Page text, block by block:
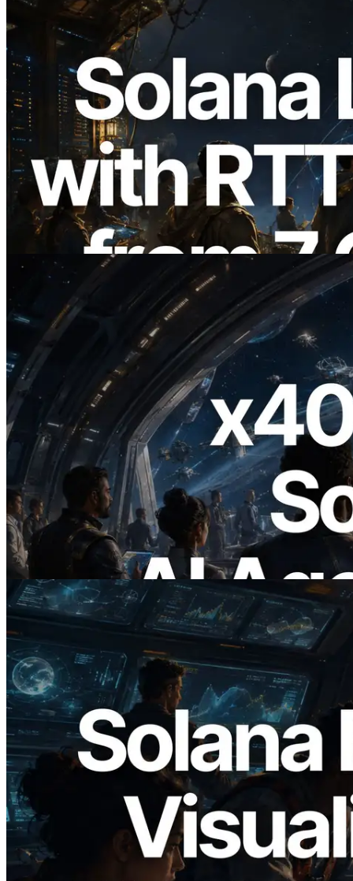
2026.08.05
ERPC expande a Solana Leader Slot API
com medição de ping a partir de 7 regiões
globais — Validators Information API
também lançada
2026.07.04
ERPC lança Solana RPC com suporte a
x402 — A era em que agentes de IA
pagam sob demanda pelas APIs de que
precisam
Ler este artigo
2026.05.24
Validators Solutions lança Solana Block
Analyzer — Visualizando o tempo de
produção de bloco por slot e o validador
responsável